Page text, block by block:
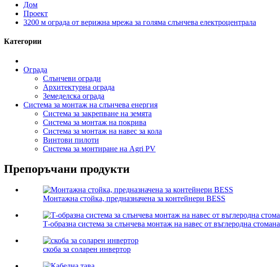
Дом
Проект
3200 м ограда от верижна мрежа за голяма слънчева електроцентрала
Категории
Ограда
Слънчеви огради
Архитектурна ограда
Земеделска ограда
Система за монтаж на слънчева енергия
Система за закрепване на земята
Система за монтаж на покрива
Система за монтаж на навес за кола
Винтови пилоти
Система за монтиране на Agri PV
Препоръчани продукти
Монтажна стойка, предназначена за контейнери BESS
Т-образна система за слънчева монтаж на навес от въглеродна стомана
скоба за соларен инвертор